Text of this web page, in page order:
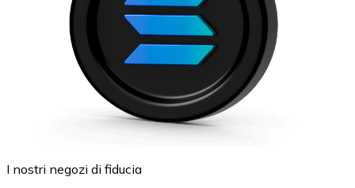
I nostri negozi di fiducia